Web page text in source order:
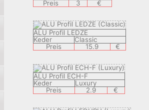
Preis
3 €
ALU Profil LEDZE
Keder
Classic
Preis
15.9 €
ALU Profil ECH-F
Keder
Luxury
Preis
2.9 €